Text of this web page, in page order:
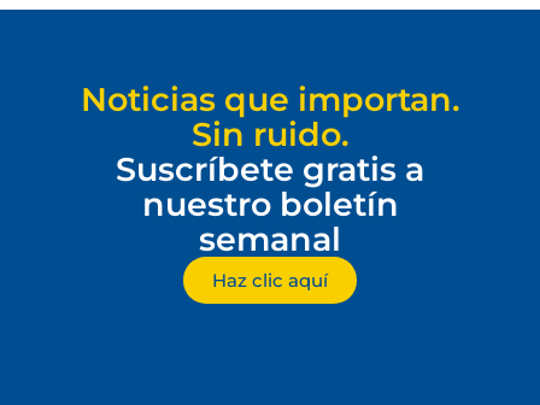
Noticias que importan.
Sin ruido.
Suscríbete gratis a
nuestro boletín
semanal
Haz clic aquí